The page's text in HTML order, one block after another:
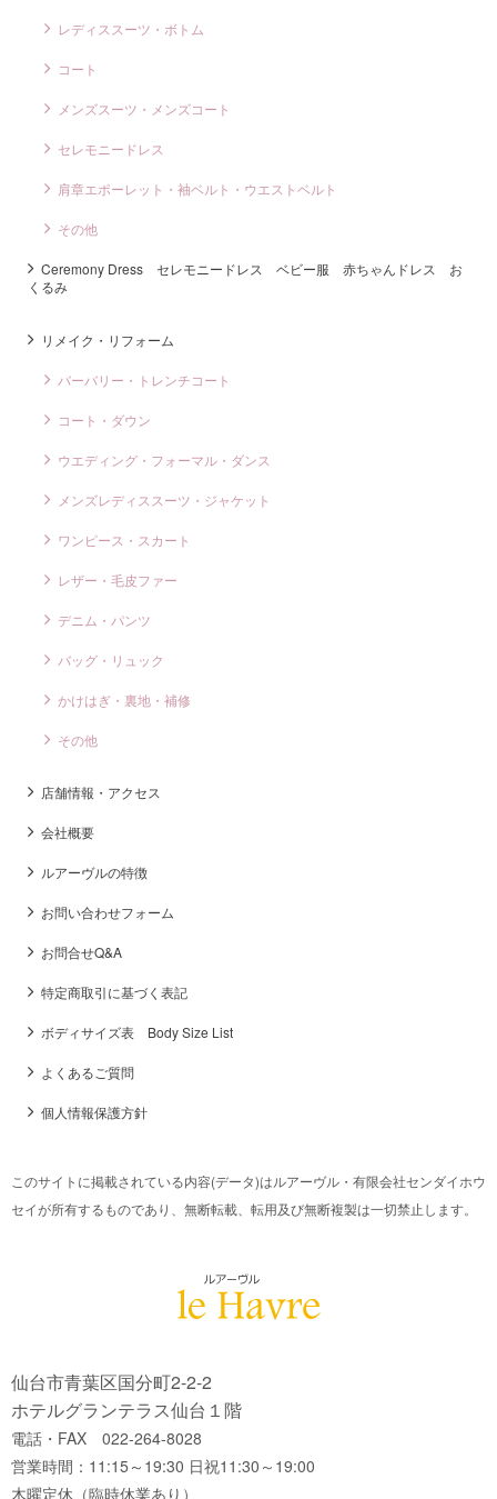
レディススーツ・ボトム
コート
メンズスーツ・メンズコート
セレモニードレス
肩章エポーレット・袖ベルト・ウエストベルト
その他
Ceremony Dress セレモニードレス ベビー服 赤ちゃんドレス お
くるみ
リメイク・リフォーム
バーバリー・トレンチコート
コート・ダウン
ウエディング・フォーマル・ダンス
メンズレディススーツ・ジャケット
ワンピース・スカート
レザー・毛皮ファー
デニム・パンツ
バッグ・リュック
かけはぎ・裏地・補修
その他
店舗情報・アクセス
会社概要
ルアーヴルの特徴
お問い合わせフォーム
お問合せQ&A
特定商取引に基づく表記
ボディサイズ表 Body Size List
よくあるご質問
個人情報保護方針
このサイトに掲載されている内容(データ)はルアーヴル・有限会社センダイホウ
セイが所有するものであり、無断転載、転用及び無断複製は一切禁止します。
仙台市青葉区国分町2-2-2
ホテルグランテラス仙台１階
電話・FAX 022-264-8028
営業時間：11:15～19:30 日祝11:30～19:00
木曜定休（臨時休業あり）